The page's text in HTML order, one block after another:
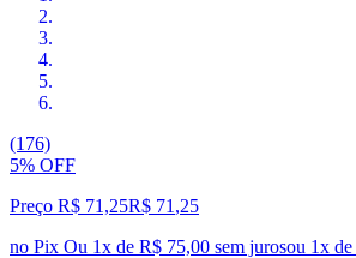
(176)
5% OFF
Preço R$ 71,25R$ 71 ,25
no Pix Ou 1x de R$ 75,00 sem jurosou 1x de